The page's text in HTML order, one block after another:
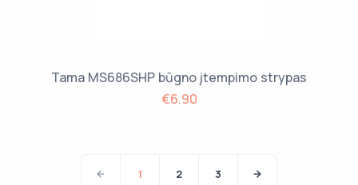
Tama MS686SHP būgno įtempimo strypas
€6.90
1 2 3